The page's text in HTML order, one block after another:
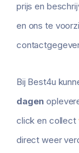
prijs en
en ons te
Bij Best4u
dagen
click en collect
direct weer